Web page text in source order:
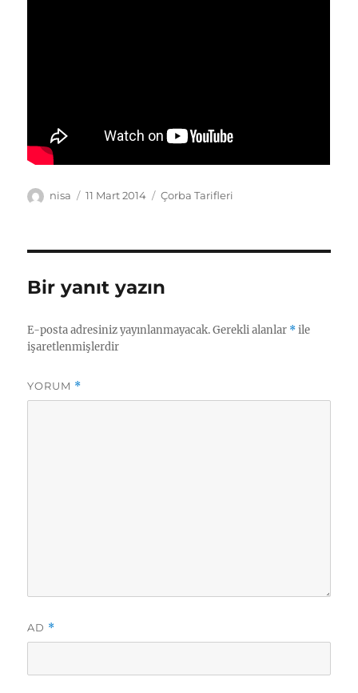
Yazar
nisa
Yayın
11 Mart 2014 Kategoriler
Çorba Tarifleri
Bir yanıt yazın
E-posta adresiniz yayınlanmayacak. Gerekli alanlar *ile
işaretlenmişlerdir
YORUM *
AD *